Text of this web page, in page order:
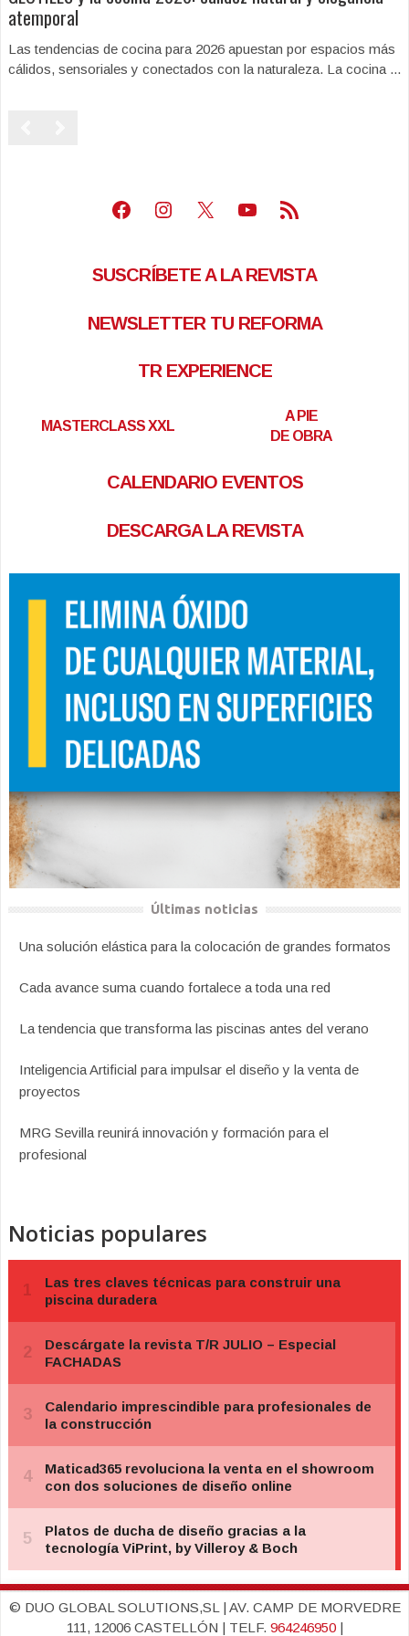
atemporal
Las tendencias de cocina para 2026 apuestan por espacios más
cálidos, sensoriales y conectados con la naturaleza. La cocina ...
Facebook
Instagram
X Youtube
Feed RSS
SUSCRÍBETE A LA REVISTA
NEWSLETTER TU REFORMA
TR EXPERIENCE
MASTERCLASS XXL
A PIE
DE OBRA
CALENDARIO EVENTOS
DESCARGA LA REVISTA
Últimas noticias
Una solución elástica para la colocación de grandes formatos
Cada avance suma cuando fortalece a toda una red
La tendencia que transforma las piscinas antes del verano
Inteligencia Artificial para impulsar el diseño y la venta de
proyectos
MRG Sevilla reunirá innovación y formación para el
profesional
Noticias populares
© DUO GLOBAL SOLUTIONS,SL | AV. CAMP DE MORVEDRE
111, 12006 CASTELLÓN | TELF. 964246950|